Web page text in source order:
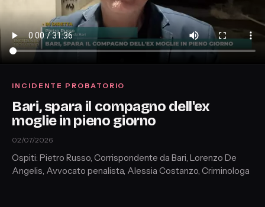
INCIDENTE PROBATORIO
Bari, spara il compagno dell'ex
moglie in pieno giorno
02/07/2026
Ospiti: Pietro Russo, Corrispondente da Bari, Lorenzo De
Angelis, Avvocato penalista, Alessia Costanzo, Criminologa